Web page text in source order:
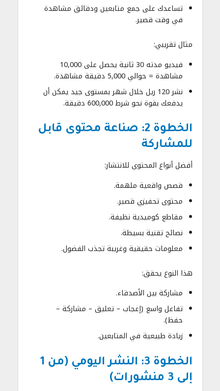
تساعدك على جمع متابعين ودقائق مشاهدة
في وقت قصير.
مثال تقريبي:
فيديو مدته 30 ثانية يحصل على 10,000
مشاهدة = حوالي 5,000 دقيقة مشاهدة.
نشر 120 ريل خلال شهر بمستوى جيد يمكن أن
يدفعك بقوة نحو شرط 600,000 دقيقة.
الخطوة 2: صناعة محتوى قابل
للمشاركة
أفضل أنواع المحتوى للانتشار:
قصص واقعية ملهمة.
محتوى تحفيزي قصير.
مقاطع كوميدية نظيفة.
نصائح تقنية بسيطة.
معلومات حقيقية وغريبة تجذب الفضول.
هذا النوع يحقق:
مشاركة بين الأصدقاء.
تفاعل واسع (إعجاب – تعليق – مشاركة –
حفظ).
زيادة طبيعية في المتابعين.
الخطوة 3: النشر اليومي (من 1
إلى 3 منشورات)